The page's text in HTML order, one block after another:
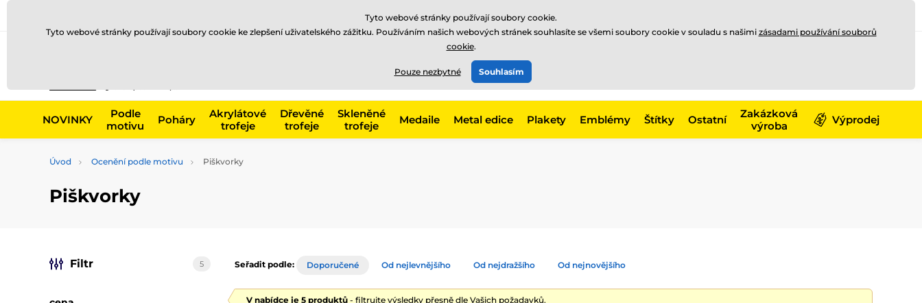
775 400 255
Zavolejte nám
NOVINKY
Podle
motivu
Poháry
Akrylátové
trofeje
Dřevěné
trofeje
Skleněné
trofeje
Medaile Metal edice Plakety Emblémy Štítky Ostatní
Zakázková
výroba
Výprodej
Úvod Ocenění podle motivu Piškvorky
Piškvorky
Filtr 5 Seřadit podle: Doporučené Od nejlevnějšího Od nejdražšího Od nejnovějšího
V nabídce je 5 produktů - filtrujte výsledky přesně dle Vašich požadavků.
Tyto webové stránky používají soubory cookie.
Tyto webové stránky používají soubory cookie ke zlepšení uživatelského zážitku. Používáním našich webových stránek souhlasíte se všemi soubory cookie v souladu s našimi zásadami používání souborů
cookie.
Pouze nezbytné Souhlasím